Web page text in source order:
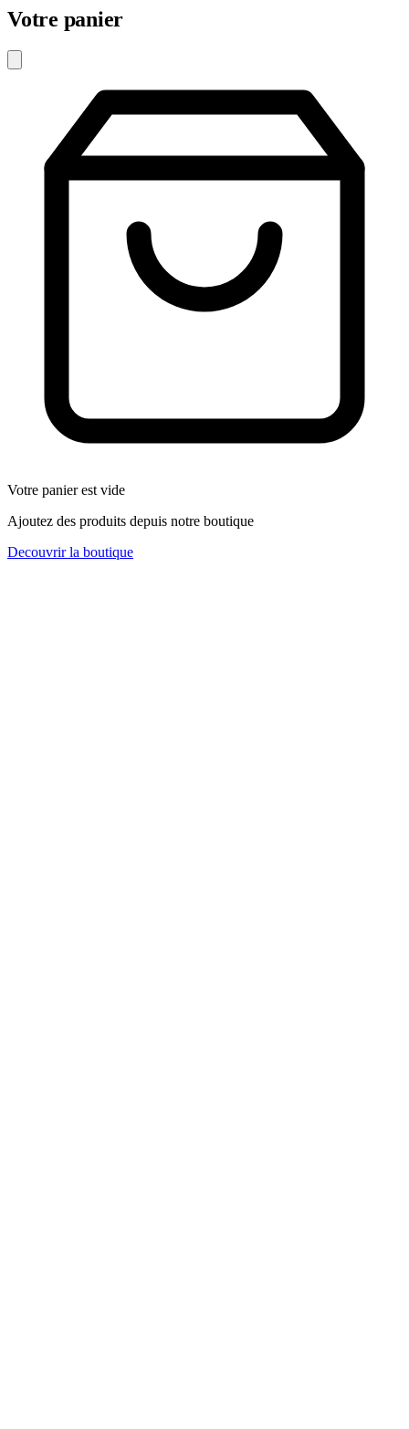
Votre panier
Votre panier est vide
Ajoutez des produits depuis notre boutique
Decouvrir la boutique